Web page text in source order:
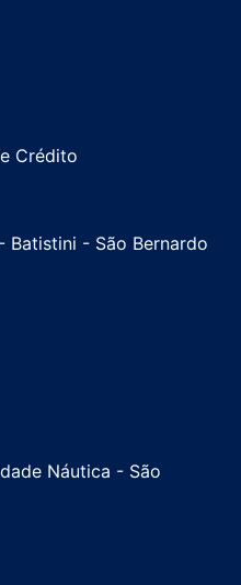
Crédito
Batistini - São Bernardo
Náutica - São